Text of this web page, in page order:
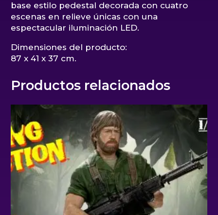
base estilo pedestal decorada con cuatro
escenas en relieve únicas con una
espectacular iluminación LED.
Dimensiones del producto:
87 x 41 x 37 cm.
Productos relacionados